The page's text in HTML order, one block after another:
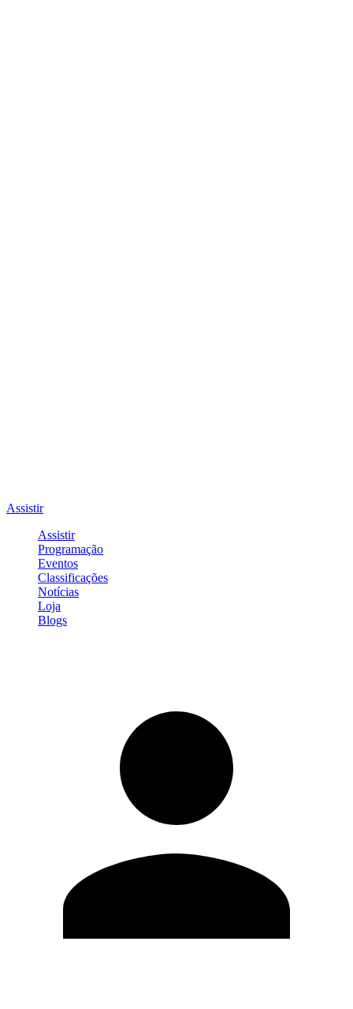
Assistir
Assistir
Programação
Eventos
Classificações
Notícias
Loja
Blogs